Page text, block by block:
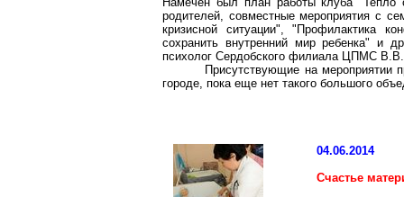
родителей, совместные мероприятия с
кризисной ситуации", "Профилактика
сохранить внутренний мир ребенка" и
психолог Сердобского филиала ЦПМС В.В.
Присутствующие на мероприятии
городе, пока еще нет такого большого
04.06.2014
Счастье